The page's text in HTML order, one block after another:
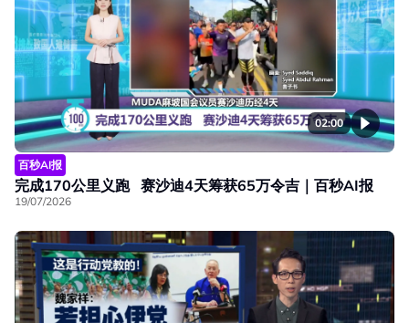
02:00
百秒AI报
完成170公里义跑 赛沙迪4天筹获65万令吉｜百秒AI报
19/07/2026